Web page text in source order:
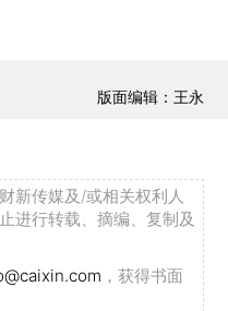
版面编辑：王永
新传媒及/或相关权利人
进行转载、摘编、复制及
，获得书面